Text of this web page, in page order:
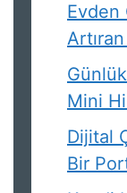
Evden
Mini
Dijital
Bir